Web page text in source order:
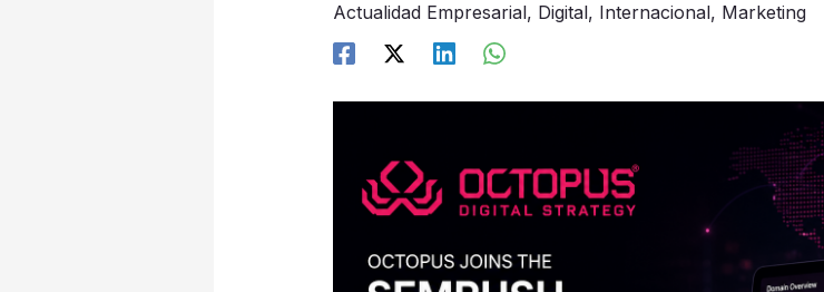
Actualidad Empresarial, Digital, Internacional, Marketing